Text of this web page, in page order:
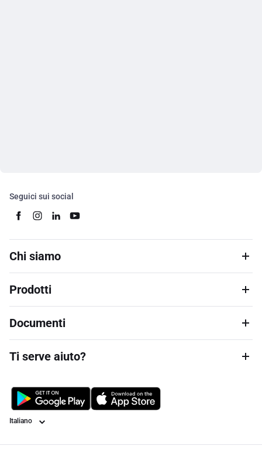
Seguici sui social
Chi siamo
Prodotti
Documenti
Ti serve aiuto?
Lingua